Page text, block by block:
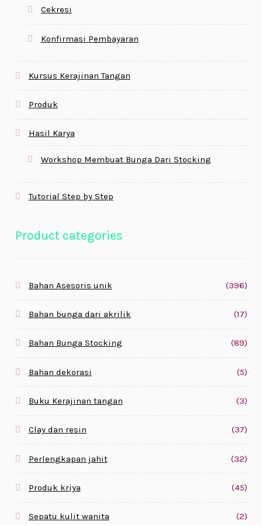
Cekresi
Konfirmasi Pembayaran
Kursus Kerajinan Tangan
Produk
Hasil Karya
Workshop Membuat Bunga Dari Stocking
Tutorial Step by Step
Product categories
Bahan Asesoris unik (396)
Bahan bunga dari akrilik (17)
Bahan Bunga Stocking (89)
Bahan dekorasi (5)
Buku Kerajinan tangan (3)
Clay dan resin (37)
Perlengkapan jahit (32)
Produk kriya (45)
Sepatu kulit wanita (2)